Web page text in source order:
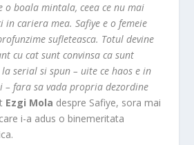
o boala mintala, ceea ce nu mai
in cariera mea. Safiye e o femeie
sufleteasca. Totul devine
cu cat sunt convinsa ca sunt
serial si spun – uite ce haos e in
– fara sa vada propria dezordine
Ezgi Mola despre Safiye, sora mai
i-a adus o binemeritata